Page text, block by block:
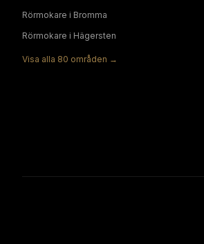
Rörmokare i Bromma
Rörmokare i Hägersten
Visa alla 80 områden →